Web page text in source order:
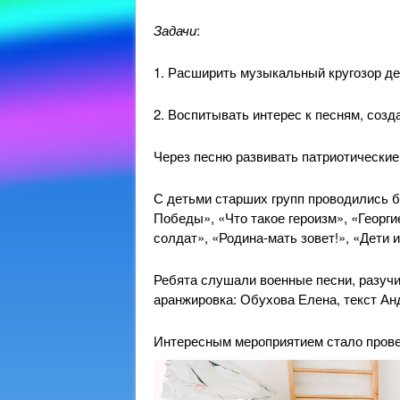
Задачи:
1. Расширить музыкальный кругозор
2. Воспитывать интерес к песням,
Через песню развивать
С детьми старших групп
Победы», «Что такое героизм»,
солдат», «Родина-мать зовет!», «Дети
Ребята слушали военные песни,
аранжировка: Обухова Елена, текст
Интересным мероприятием стало